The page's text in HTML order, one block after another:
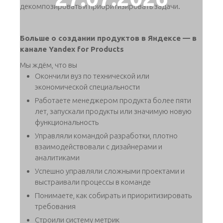
декомпозировать и приоритизировать задачи.
Больше о создании продуктов в Яндексе — в
канале Yandex for Products
Мы ждём, что вы
Окончили вуз по технической или
экономической специальности
Работаете менеджером продукта более пяти
лет, запускали продукты или значимую новую
функциональность
Управляли командой разработки, плотно
взаимодействовали с дизайнерами и
аналитиками
Успешно управляли сложными проектами и
выстраивали процессы в команде
Понимаете, как собирать и приоритизировать
требования
Строили систему метрик